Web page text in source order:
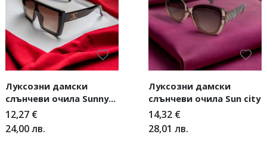
Луксозни дамски
слънчеви очила Sunny
day
12,27 €
24,00лв.
Луксозни дамски
слънчеви очила Sun city
14,32 €
28,01 лв.